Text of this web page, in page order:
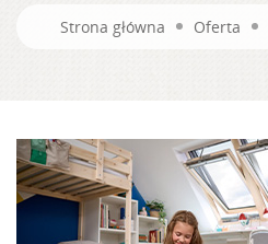
Strona główna Oferta